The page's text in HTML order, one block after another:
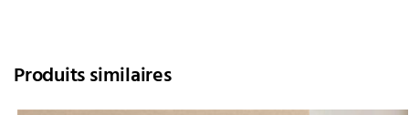
Produits similaires